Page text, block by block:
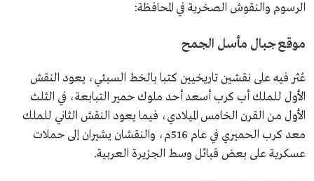
الرسوم والنقوش الصخرية في المحافظة:
موقع جبال مأسل الجمح
عُثر فيه على نقشين تاريخيين كتبا بالخط السبئي، يعود النقش
الأول للملك أب كرب أسعد أحد ملوك حمير التبابعة، في الثلث
الأول من القرن الخامس الميلادي، فيما يعود النقش الثاني للملك
معد كرب الحميري في عام 516م، والنقشان يشيران إلى حملات
عسكرية على بعض قبائل وسط الجزيرة العربية.